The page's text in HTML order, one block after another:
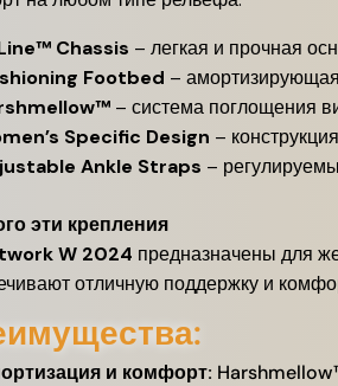
Chassis – легкая и прочная
Footbed –
– система поглощения
Specific Design –
Ankle Straps –
эти крепления
W 2024 предназначены для
отличную поддержку и
и комфорт: